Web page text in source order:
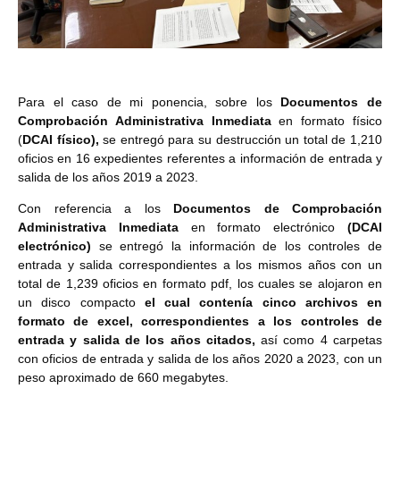
Para el caso de mi ponencia, sobre los Documentos de
Comprobación Administrativa Inmediataen formato físico
(DCAI físico),se entregó para su destrucción un total de 1,210
oficios en 16 expedientes referentes a información de entrada y
salida de los años 2019 a 2023.
Con referencia a los Documentos de Comprobación
Administrativa Inmediataen formato electrónico(DCAI
electrónico) se entregó la información de los controles de
entrada y salida correspondientes a los mismos años con un
total de 1,239 oficios en formato pdf, los cuales se alojaron en
un disco compactoel cual contenía cinco archivos en
formato de excel, correspondientes a los controles de
entrada y salida de los años citados,así como 4 carpetas
con oficios de entrada y salida de los años 2020 a 2023, con un
peso aproximado de 660 megabytes.